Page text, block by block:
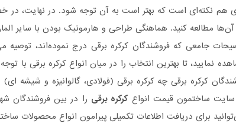
هم نکته‌ای است که بهتر است به آن توجه شود. در نهایت، در
آن‌ها مطالعه کنید. هماهنگی طراحی و هارمونیک بودن با سایر
جامعی که فروشندگان کرکره‌ برقی درج نموده‌اند، توصیه
نمایید، تا بهترین انتخاب را در میان انواع کرکره‌ برقی با
کرکره‌ برقی چه کرکره‌ برقی (فولادی، گالوانیزه و شیشه
ساختمون قیمت انواع کرکره برقی را در بین فروشندگان
برای دریافت اطلاعات تکمیلی پیرامون انواع محصولات